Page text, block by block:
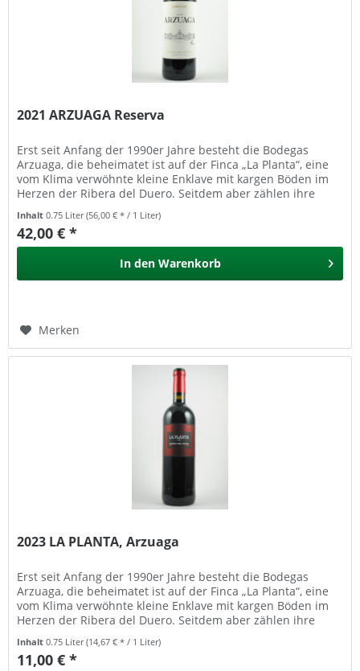
2021 ARZUAGA Reserva
Erst seit Anfang der 1990er Jahre besteht die Bodegas
Arzuaga, die beheimatet ist auf der Finca „La Planta“, eine
vom Klima verwöhnte kleine Enklave mit kargen Böden im
Herzen der Ribera del Duero. Seitdem aber zählen ihre
Inhalt0.75 Liter(56,00 € * / 1 Liter)
42,00 € *
In den Warenkorb
Merken
2023 LA PLANTA, Arzuaga
Erst seit Anfang der 1990er Jahre besteht die Bodegas
Arzuaga, die beheimatet ist auf der Finca „La Planta“, eine
vom Klima verwöhnte kleine Enklave mit kargen Böden im
Herzen der Ribera del Duero. Seitdem aber zählen ihre
Inhalt0.75 Liter(14,67 € * / 1 Liter)
11,00 € *